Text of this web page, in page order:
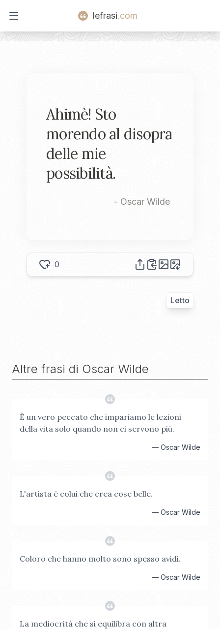
Open main menu
lefrasi.com
Ahimè! Sto
morendo al disopra
delle mie
possibilità.
- Oscar Wilde
0
Letto
Altre frasi di Oscar Wilde
È un vero peccato che impariamo le lezioni
della vita solo quando non ci servono più.
— Oscar Wilde
L'artista è colui che crea cose belle.
— Oscar Wilde
Coloro che hanno molto sono spesso avidi.
— Oscar Wilde
La mediocrità che si equilibra con altra